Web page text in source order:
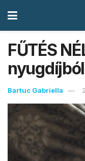
FŰTÉS
Bartuc Gabriella